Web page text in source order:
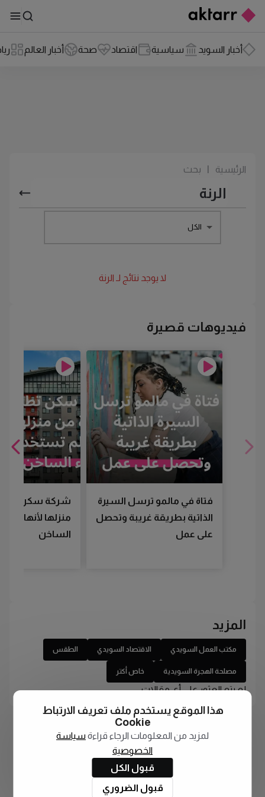
أخبار السويد سياسية اقتصاد صحة أخبار العالم
الرئيسية بحث
الكل
لا يوجد نتائج لـ الرنة
فيديوهات قصيرة
فتاة في مالمو ترسل السيرة
الذاتية بطريقة غريبة وتحصل
على عمل
شركة سكن
منزلها لأنها لم
الساخن
المزيد
مكتب العمل السويدي الاقتصاد السويدي الطقس
مصلحة الهجرة السويدية خاص أكتر
لم يتم العثور على أي مقالات
هذا الموقع يستخدم ملف تعريف الارتباط
Cookie
لمزيد من المعلومات الرجاء قراءة سياسة
الخصوصية
قبول الكل
قبول الضروري